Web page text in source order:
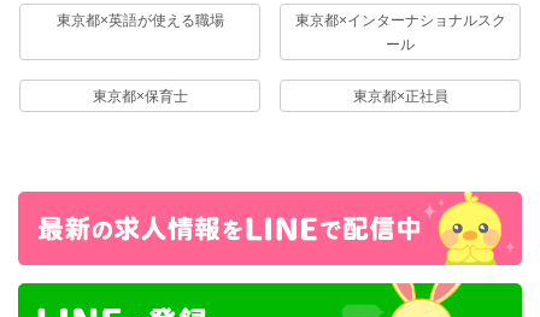
東京都×英語が使える職場
東京都×インターナショナルスク
ール
東京都×保育士 東京都×正社員